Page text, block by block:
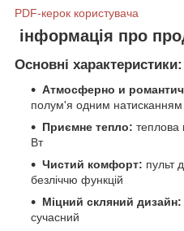
PDF-керок користувача
інформація про
Основні характеристики:
Атмосферно и
полум'я одним натисканням
Приємне тепло: теплова
Вт
Чистий комфорт: пульт
безліччю функцій
Міцний скляний дизайн:
сучасний